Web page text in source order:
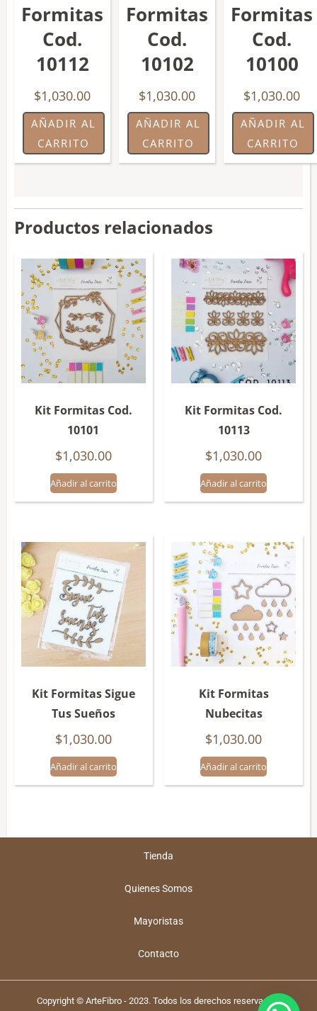
Formitas
Cod.
10112
$1,030.00
AÑADIR AL
CARRITO
Formitas
Cod.
10102
$1,030.00
AÑADIR AL
CARRITO
Formitas
Cod.
10100
$1,030.00
AÑADIR AL
CARRITO
Productos relacionados
Kit Formitas Cod.
10101
$1,030.00
Añadir al carrito
Kit Formitas Cod.
10113
$1,030.00
Añadir al carrito
Kit Formitas Sigue
Tus Sueños
$1,030.00
Añadir al carrito
Kit Formitas
Nubecitas
$1,030.00
Añadir al carrito
Tienda
Quienes Somos
Mayoristas
Contacto
Copyright © ArteFibro - 2023. Todos los derechos reservados.